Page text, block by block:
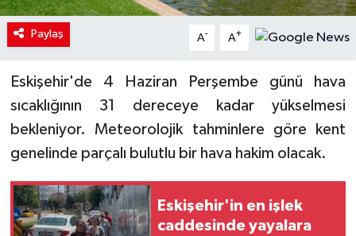
Paylaş A- A+
Eskişehir'de 4 Haziran Perşembe günü hava
sıcaklığının 31 dereceye kadar yükselmesi
bekleniyor. Meteorolojik tahminlere göre kent
genelinde parçalı bulutlu bir hava hakim olacak.
Eskişehir'in en işlek
caddesinde yayalara